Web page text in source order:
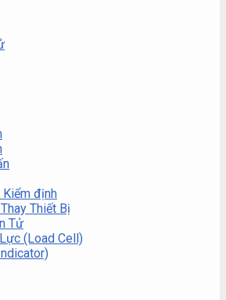
Kiểm định
Thiết Bị
Tử
(Load Cell)